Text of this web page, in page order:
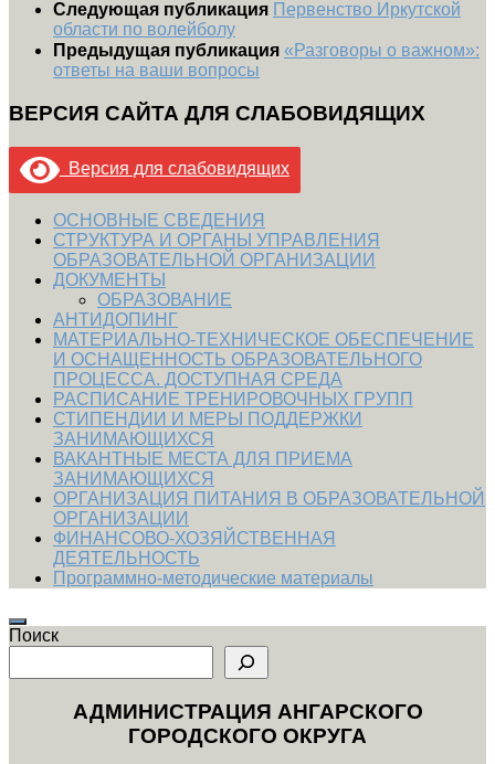
Следующая публикация Первенство Иркутской
области по волейболу
Предыдущая публикация «Разговоры о важном»:
ответы на ваши вопросы
ВЕРСИЯ САЙТА ДЛЯ СЛАБОВИДЯЩИХ
Версия для слабовидящих
ОСНОВНЫЕ СВЕДЕНИЯ
СТРУКТУРА И ОРГАНЫ УПРАВЛЕНИЯ
ОБРАЗОВАТЕЛЬНОЙ ОРГАНИЗАЦИИ
ДОКУМЕНТЫ
ОБРАЗОВАНИЕ
АНТИДОПИНГ
МАТЕРИАЛЬНО-ТЕХНИЧЕСКОЕ ОБЕСПЕЧЕНИЕ
И ОСНАЩЕННОСТЬ ОБРАЗОВАТЕЛЬНОГО
ПРОЦЕССА. ДОСТУПНАЯ СРЕДА
РАСПИСАНИЕ ТРЕНИРОВОЧНЫХ ГРУПП
СТИПЕНДИИ И МЕРЫ ПОДДЕРЖКИ
ЗАНИМАЮЩИХСЯ
ВАКАНТНЫЕ МЕСТА ДЛЯ ПРИЕМА
ЗАНИМАЮЩИХСЯ
ОРГАНИЗАЦИЯ ПИТАНИЯ В ОБРАЗОВАТЕЛЬНОЙ
ОРГАНИЗАЦИИ
ФИНАНСОВО-ХОЗЯЙСТВЕННАЯ
ДЕЯТЕЛЬНОСТЬ
Программно-методические материалы
Поиск
АДМИНИСТРАЦИЯ АНГАРСКОГО
ГОРОДСКОГО ОКРУГА